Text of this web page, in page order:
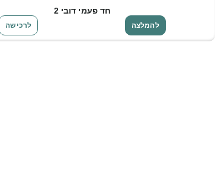
חד פעמי דובי 2
להמלצה לרכישה